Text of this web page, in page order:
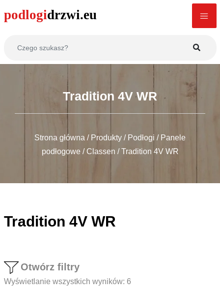
Tradition 4V WR
Strona główna / Produkty / Podłogi / Panele
podłogowe /Classen /Tradition 4V WR
Tradition 4V WR
Otwórz filtry
Wyświetlanie wszystkich wyników: 6